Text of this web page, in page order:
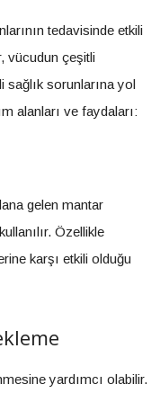
tedavisinde etkili
vücudun çeşitli
sağlık sorunlarına yol
alanları ve faydaları:
gelen mantar
Özellikle
karşı etkili olduğu
yardımcı olabilir.